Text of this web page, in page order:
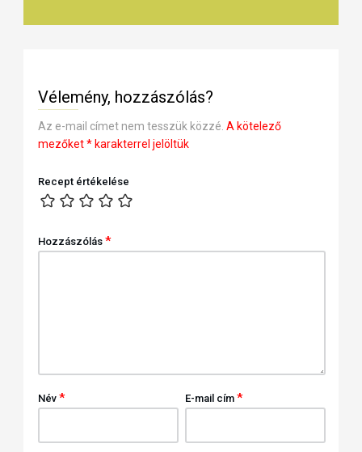
Vélemény, hozzászólás?
Az e-mail címet nem tesszük közzé. A kötelező
mezőket*karakterrel jelöltük
Recept értékelése
Hozzászólás *
Név * E-mail cím*